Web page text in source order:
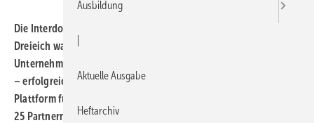
Die Interdomus Haustechnik Cheftage am 12. September 2025 in
Dreieich waren mit über 250 Teilnehmern aus mehr als 100
Unternehmen ausgebucht. Unter dem Motto „Gemeinsam weiter
– erfolgreich Richtung Zukunft“ bot die Veranstaltung eine
Plattform für Networking, Fachvorträge und den Austausch mit
25 Partnern aus Industrie und Dienstleistung.
Ausbildung
Aktuelle Ausgabe
Heftarchiv